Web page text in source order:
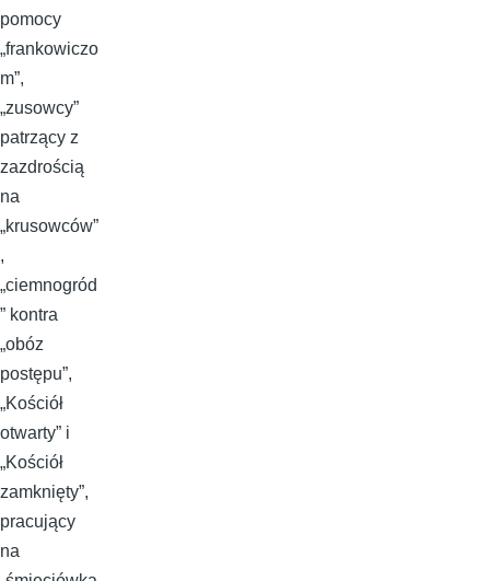
pomocy
„frankowiczo
m”,
„zusowcy”
patrzący z
zazdrością
na
„krusowców”
,
„ciemnogród
” kontra
„obóz
postępu”,
„Kościół
otwarty” i
„Kościół
zamknięty”,
pracujący
na